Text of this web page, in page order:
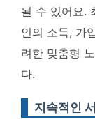
될 수 있어요.
인의 소득, 가
려한 맞춤형
다.
지속적인